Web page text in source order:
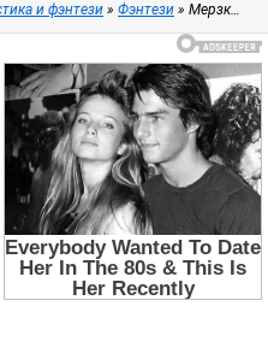
и фэнтези » Фэнтези » Мерзкая семерка - Джонстон Кэмерон